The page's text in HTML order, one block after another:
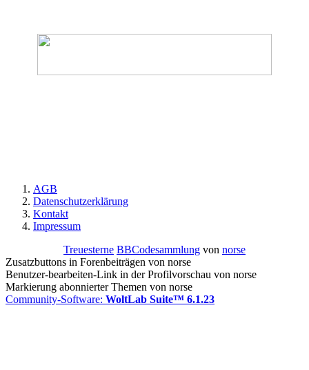
AGB
Datenschutzerklärung
Kontakt
Impressum
Treuesterne BBCodesammlung von norse
Zusatzbuttons in Forenbeiträgen von norse
Benutzer-bearbeiten-Link in der Profilvorschau von norse
Markierung abonnierter Themen von norse
Community-Software: WoltLab Suite™ 6.1.23